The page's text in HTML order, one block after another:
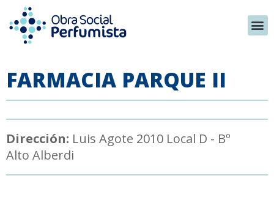
FARMACIA PARQUE II
Dirección: Luis Agote 2010 Local D - Bº
Alto Alberdi